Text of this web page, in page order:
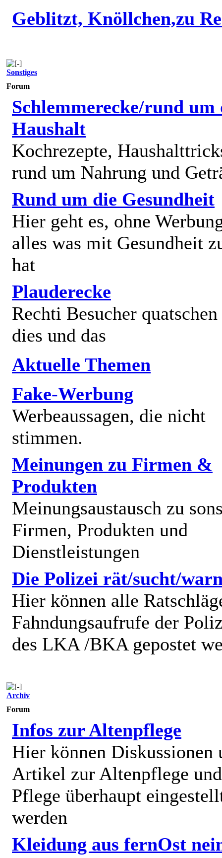
Geblitzt, Knöllchen,zu
Sonstiges
Forum
Schlemmerecke/rund um
Haushalt
Kochrezepte,
rund um Nahrung und
Rund um die Gesundheit
Hier geht es, ohne
alles was mit Gesundheit
hat
Plauderecke
Rechti Besucher
dies und das
Aktuelle Themen
Fake-Werbung
Werbeaussagen, die nicht
stimmen.
Meinungen zu Firmen &
Produkten
Meinungsaustausch zu
Firmen, Produkten und
Dienstleistungen
Die Polizei rät/sucht/
Hier können alle
Fahndungsaufrufe der
des LKA /BKA gepostet
Archiv
Forum
Infos zur Altenpflege
Hier können Diskussionen
Artikel zur Altenpflege
Pflege überhaupt
werden
Kleidung aus fernOst